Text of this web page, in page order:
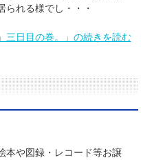
られる様でし・・・
三日目の巻。」の続きを読む
本や図録・レコード等お譲